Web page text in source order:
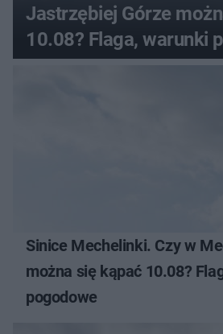
Jastrzębiej Górze
10.08? Flaga, warunki
Sinice Mechelinki. Czy w
można się kąpać 10.08?
pogodowe